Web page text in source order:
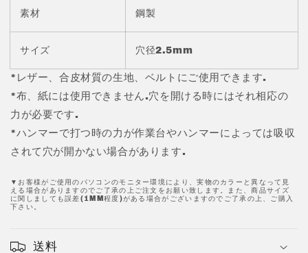
鋼
2
の
数
量
を
減
ら
の
数
量
増
や
素材 鋼製
サイズ 穴径2.5mm
*レザー、合皮材質の生地、ベルトにご使用できます.
*布、紙には使用できません.穴を開ける時にはそれ相応の
力が必要です.
*ハンマーで打つ時の力が作業台やハンマーによっては吸収
されて穴が開かない場合があります.
▼お客様がご使用のパソコンのモニター環境により、実物のカラーと異なって見
える場合がありますのでご了承の上ご注文をお願い致します。また、商品サイズ
に関しましても誤差(1MM程度)がある場合がございますのでご了承の上、ご購入
下さい。
送料